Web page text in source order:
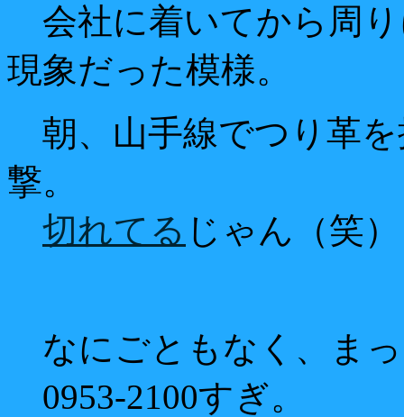
会社に着いてから周
現象だった模様。
朝、山手線でつり革
撃。
切れてる じゃん（笑）
なにごともなく、ま
0953-2100すぎ。